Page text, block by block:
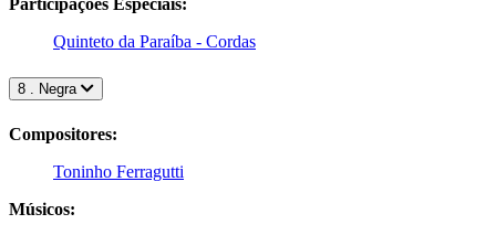
Participações Especiais:
Quinteto da Paraíba - Cordas
8 . Negra
Compositores:
Toninho Ferragutti
Músicos: